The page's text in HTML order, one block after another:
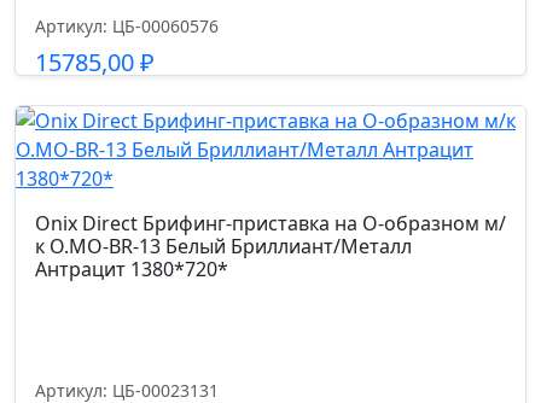
Артикул: ЦБ-00060576
15785,00₽
Подробнее
Onix Direct Брифинг-приставка на О-образном м/
к O.MO-BR-13 Белый Бриллиант/Металл
Антрацит 1380*720*
Артикул: ЦБ-00023131